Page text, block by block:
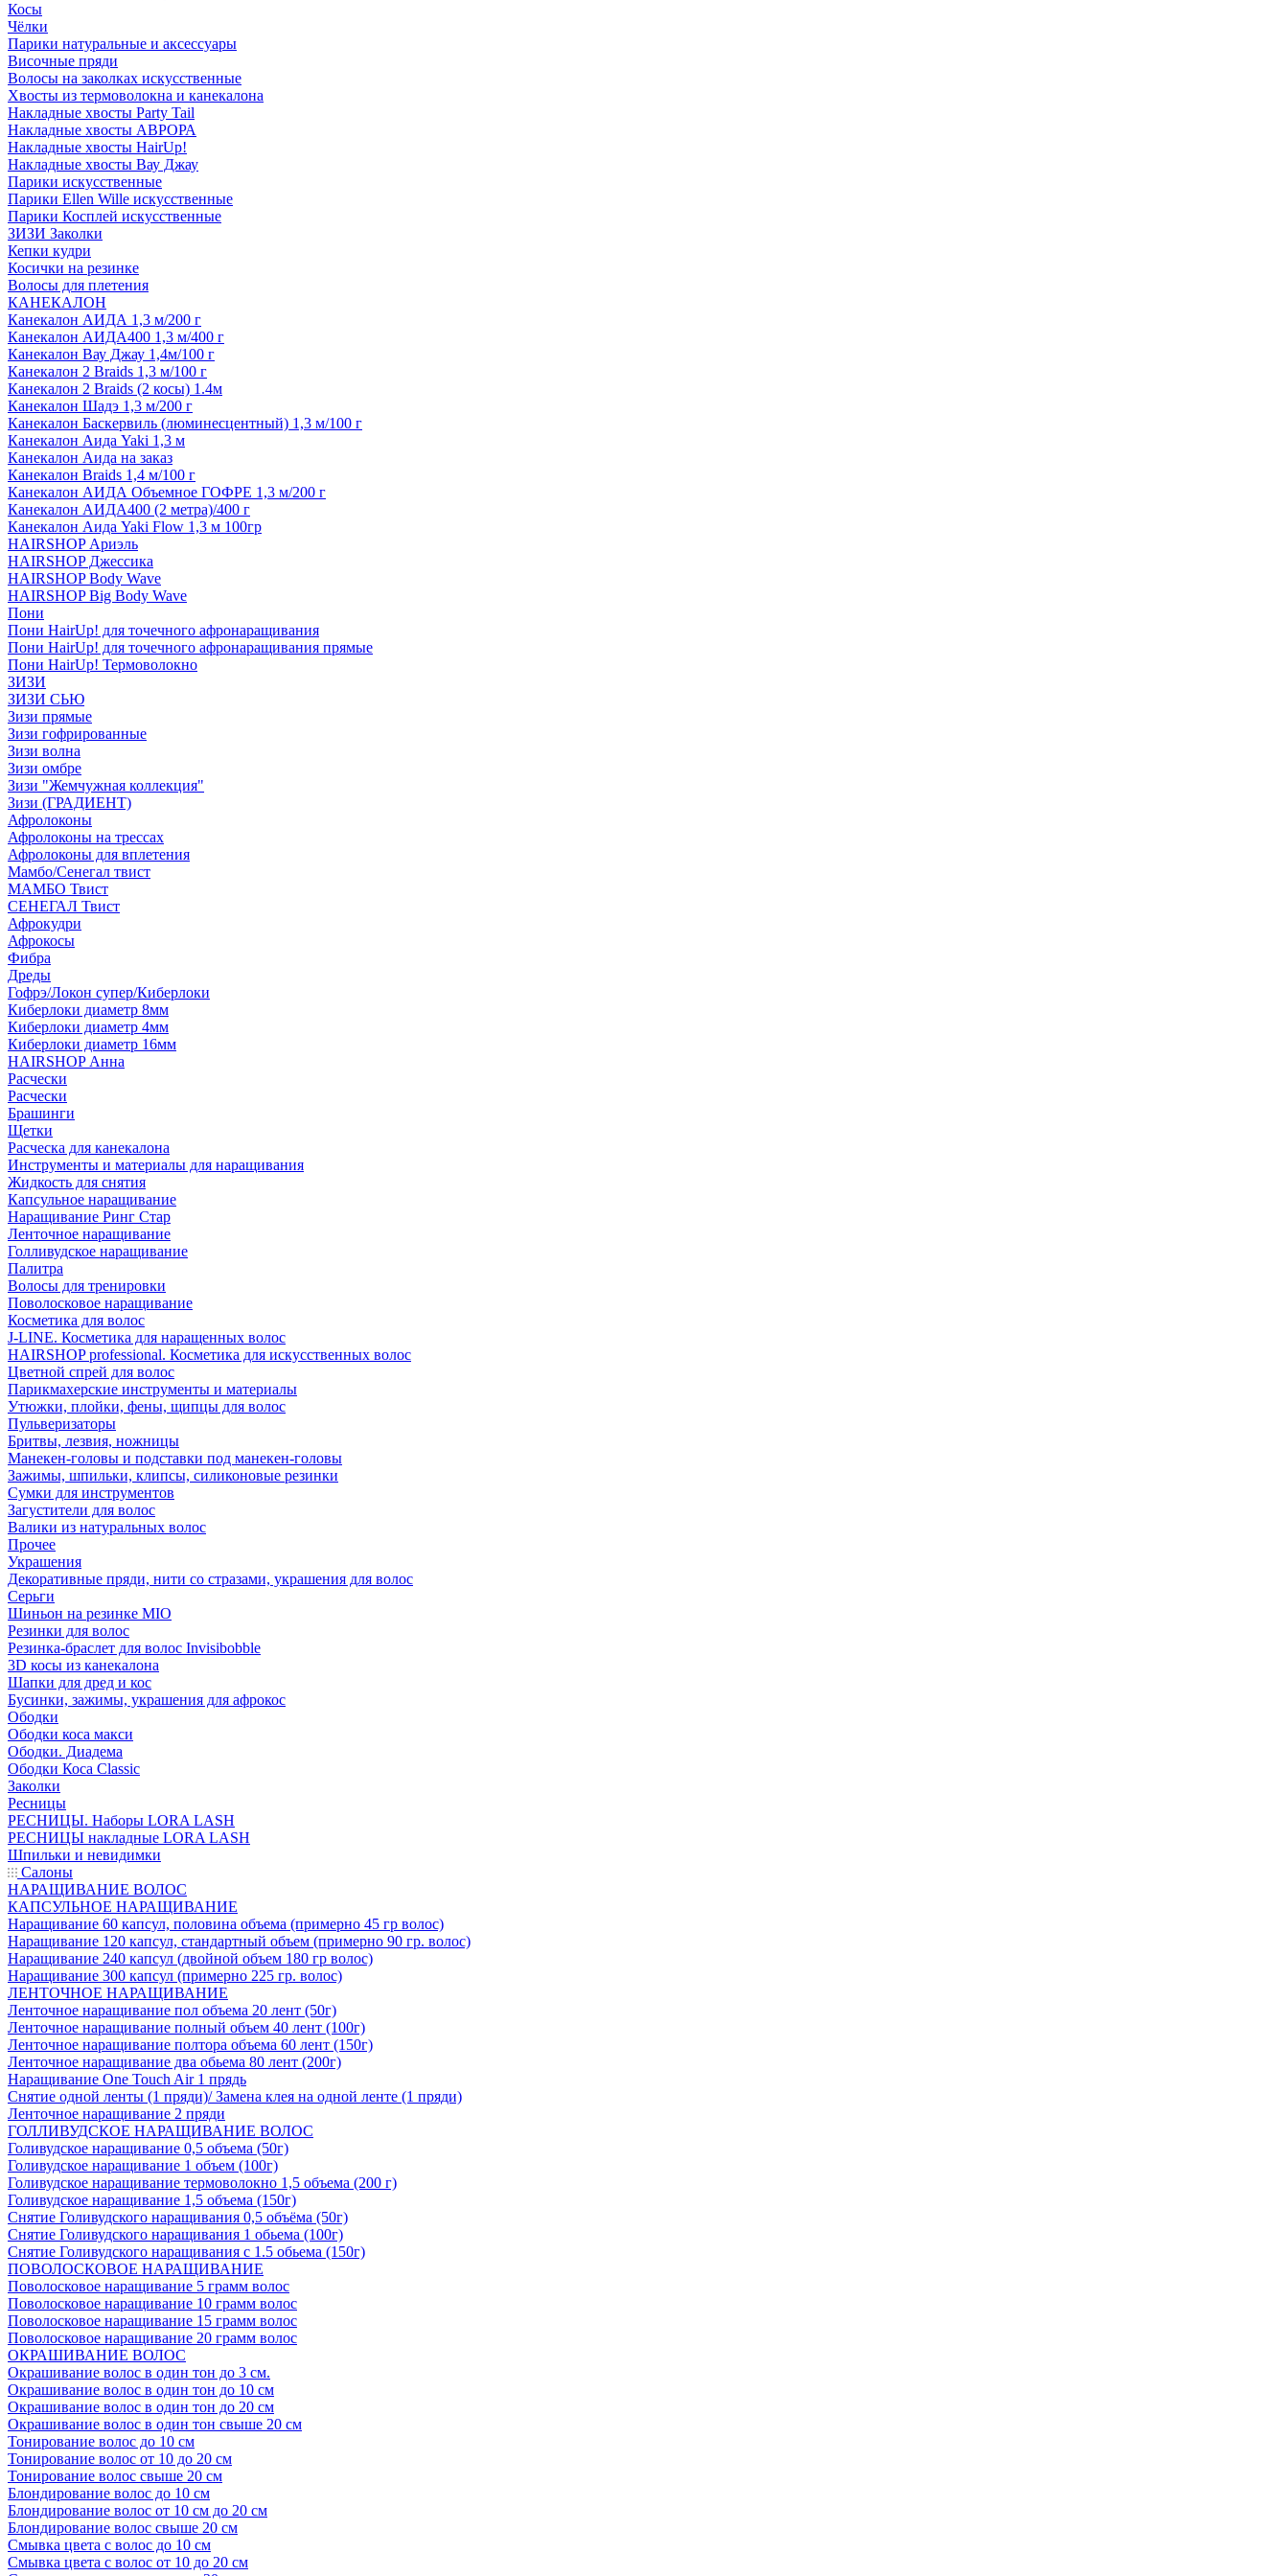
Косы
Чёлки
Парики натуральные и аксессуары
Височные пряди
Волосы на заколках искусственные
Хвосты из термоволокна и канекалона
Накладные хвосты Party Tail
Накладные хвосты АВРОРА
Накладные хвосты HairUp!
Накладные хвосты Вау Джау
Парики искусственные
Парики Ellen Wille искусственные
Парики Косплей искусственные
ЗИЗИ Заколки
Кепки кудри
Косички на резинке
Волосы для плетения
КАНЕКАЛОН
Канекалон АИДА 1,3 м/200 г
Канекалон АИДА400 1,3 м/400 г
Канекалон Вау Джау 1,4м/100 г
Канекалон 2 Braids 1,3 м/100 г
Канекалон 2 Braids (2 косы) 1.4м
Канекалон Шадэ 1,3 м/200 г
Канекалон Баскервиль (люминесцентный) 1,3 м/100 г
Канекалон Аида Yaki 1,3 м
Канекалон Аида на заказ
Канекалон Braids 1,4 м/100 г
Канекалон АИДА Объемное ГОФРЕ 1,3 м/200 г
Канекалон АИДА400 (2 метра)/400 г
Канекалон Аида Yaki Flow 1,3 м 100гр
HAIRSHOP Ариэль
HAIRSHOP Джессика
HAIRSHOP Body Wave
HAIRSHOP Big Body Wave
Пони
Пони HairUp! для точечного афронаращивания
Пони HairUp! для точечного афронаращивания прямые
Пони HairUp! Термоволокно
ЗИЗИ
ЗИЗИ СЬЮ
Зизи прямые
Зизи гофрированные
Зизи волна
Зизи омбре
Зизи "Жемчужная коллекция"
Зизи (ГРАДИЕНТ)
Афролоконы
Афролоконы на трессах
Афролоконы для вплетения
Мамбо/Сенегал твист
МАМБО Твист
СЕНЕГАЛ Твист
Афрокудри
Афрокосы
Фибра
Дреды
Гофрэ/Локон супер/Киберлоки
Киберлоки диаметр 8мм
Киберлоки диаметр 4мм
Киберлоки диаметр 16мм
HAIRSHOP Анна
Расчески
Расчески
Брашинги
Щетки
Расческа для канекалона
Инструменты и материалы для наращивания
Жидкость для снятия
Капсульное наращивание
Наращивание Ринг Стар
Ленточное наращивание
Голливудское наращивание
Палитра
Волосы для тренировки
Поволосковое наращивание
Косметика для волос
J-LINE. Косметика для наращенных волос
HAIRSHOP professional. Косметика для искусственных волос
Цветной спрей для волос
Парикмахерские инструменты и материалы
Утюжки, плойки, фены, щипцы для волос
Пульверизаторы
Бритвы, лезвия, ножницы
Манекен-головы и подставки под манекен-головы
Зажимы, шпильки, клипсы, силиконовые резинки
Сумки для инструментов
Загустители для волос
Валики из натуральных волос
Прочее
Украшения
Декоративные пряди, нити со стразами, украшения для волос
Серьги
Шиньон на резинке MIO
Резинки для волос
Резинка-браслет для волос Invisibobble
3D косы из канекалона
Шапки для дред и кос
Бусинки, зажимы, украшения для афрокос
Ободки
Ободки коса макси
Ободки. Диадема
Ободки Коса Classic
Заколки
Ресницы
РЕСНИЦЫ. Наборы LORA LASH
РЕСНИЦЫ накладные LORA LASH
Шпильки и невидимки
Салоны
НАРАЩИВАНИЕ ВОЛОС
КАПСУЛЬНОЕ НАРАЩИВАНИЕ
Наращивание 60 капсул, половина объема (примерно 45 гр волос)
Наращивание 120 капсул, стандартный объем (примерно 90 гр. волос)
Наращивание 240 капсул (двойной объем 180 гр волос)
Наращивание 300 капсул (примерно 225 гр. волос)
ЛЕНТОЧНОЕ НАРАЩИВАНИЕ
Ленточное наращивание пол объема 20 лент (50г)
Ленточное наращивание полный объем 40 лент (100г)
Ленточное наращивание полтора объема 60 лент (150г)
Ленточное наращивание два обьема 80 лент (200г)
Наращивание One Touch Air 1 прядь
Снятие одной ленты (1 пряди)/ Замена клея на одной ленте (1 пряди)
Ленточное наращивание 2 пряди
ГОЛЛИВУДСКОЕ НАРАЩИВАНИЕ ВОЛОС
Голивудское наращивание 0,5 объема (50г)
Голивудское наращивание 1 объем (100г)
Голивудское наращивание термоволокно 1,5 объема (200 г)
Голивудское наращивание 1,5 объема (150г)
Снятие Голивудского наращивания 0,5 объёма (50г)
Снятие Голивудского наращивания 1 обьема (100г)
Снятие Голивудского наращивания с 1.5 обьема (150г)
ПОВОЛОСКОВОЕ НАРАЩИВАНИЕ
Поволосковое наращивание 5 грамм волос
Поволосковое наращивание 10 грамм волос
Поволосковое наращивание 15 грамм волос
Поволосковое наращивание 20 грамм волос
ОКРАШИВАНИЕ ВОЛОС
Окрашивание волос в один тон до 3 см.
Окрашивание волос в один тон до 10 см
Окрашивание волос в один тон до 20 см
Окрашивание волос в один тон свыше 20 см
Тонирование волос до 10 см
Тонирование волос от 10 до 20 см
Тонирование волос свыше 20 см
Блондирование волос до 10 см
Блондирование волос от 10 см до 20 см
Блондирование волос свыше 20 см
Смывка цвета с волос до 10 см
Смывка цвета с волос от 10 до 20 см